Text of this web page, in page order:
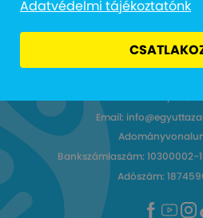
Email:
Bankszámlaszám:
Adószám:
Adatvédelmi tájékoztatónk